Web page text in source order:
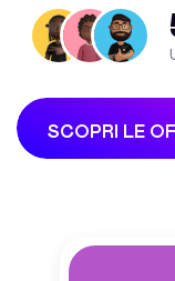
SCOPRI LE